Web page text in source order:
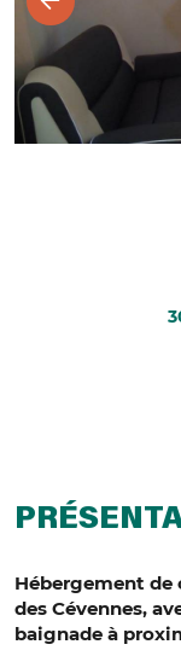
Hébergement de
des Cévennes,
baignade à